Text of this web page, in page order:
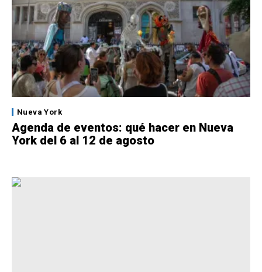
Nueva York
Agenda de eventos: qué hacer en Nueva
York del 6 al 12 de agosto